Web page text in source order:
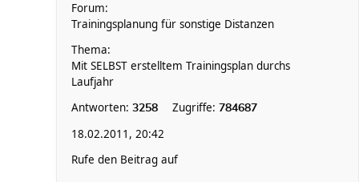
Forum:
Trainingsplanung für sonstige Distanzen
Thema:
Mit SELBST erstelltem Trainingsplan durchs
Laufjahr
Antworten: 3258 Zugriffe: 784687
18.02.2011, 20:42
Rufe den Beitrag auf